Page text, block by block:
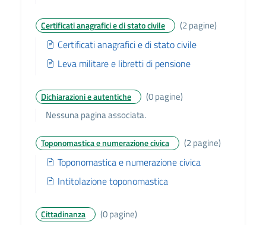
Certificati anagrafici e di stato civile (2 pagine)
Certificati anagrafici e di stato civile
Leva militare e libretti di pensione
Dichiarazioni e autentiche
(0 pagine)
Nessuna pagina associata.
Toponomastica e numerazione civica (2 pagine)
Toponomastica e numerazione civica
Intitolazione toponomastica
Cittadinanza
(0 pagine)